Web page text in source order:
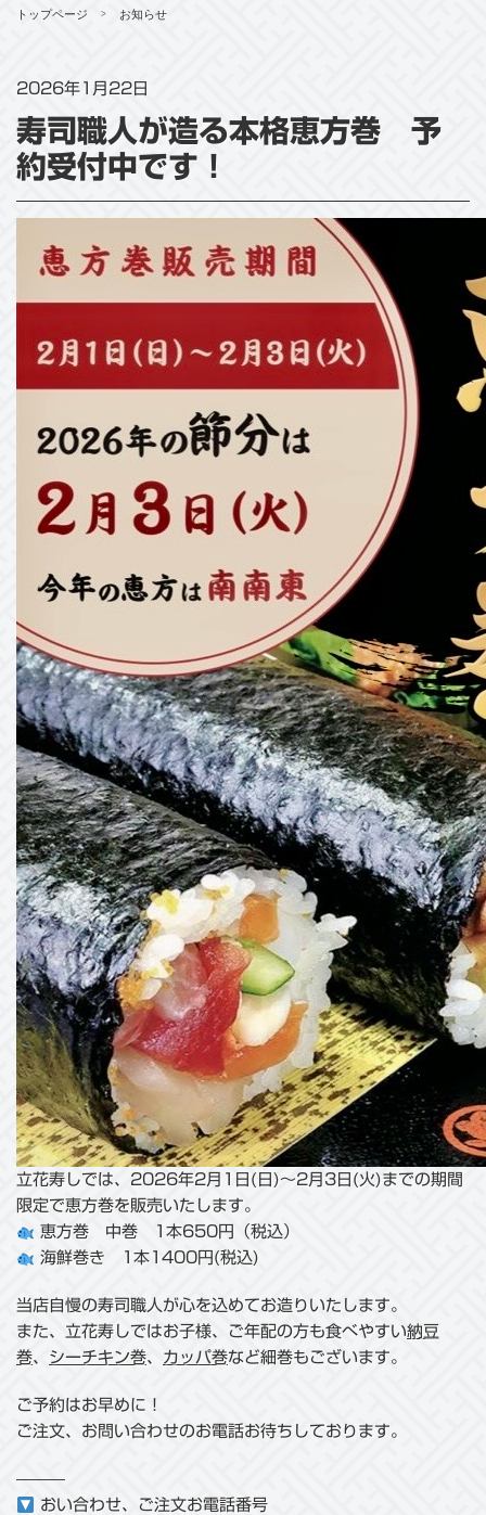
トップページ > お知らせ
2026年1月22日
寿司職人が造る本格恵方巻 予
約受付中です！
立花寿しでは、2026年2月1日(日)～2月3日(火)までの期間
限定で恵方巻を販売いたします。
恵方巻 中巻 1本650円（税込）
海鮮巻き 1本1400円(税込)
当店自慢の寿司職人が心を込めてお造りいたします。
また、立花寿しではお子様、ご年配の方も食べやすい納豆
巻、 シーチキン巻、 カッパ巻など細巻もございます。
ご予約はお早めに！
ご注文、お問い合わせのお電話お待ちしております。
———
おい合わせ、ご注文お電話番号